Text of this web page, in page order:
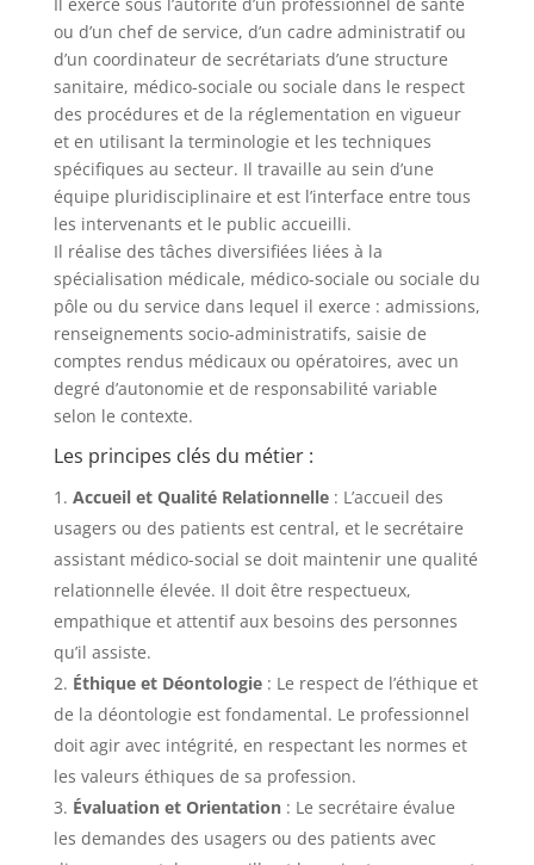
ou d’un chef de service, d’un cadre administratif ou
d’un coordinateur de secrétariats d’une structure
sanitaire, médico-sociale ou sociale dans le respect
des procédures et de la réglementation en vigueur
et en utilisant la terminologie et les techniques
spécifiques au secteur. Il travaille au sein d’une
équipe pluridisciplinaire et est l’interface entre tous
les intervenants et le public accueilli.
Il réalise des tâches diversifiées liées à la
spécialisation médicale, médico-sociale ou sociale du
pôle ou du service dans lequel il exerce : admissions,
renseignements socio-administratifs, saisie de
comptes rendus médicaux ou opératoires, avec un
degré d’autonomie et de responsabilité variable
selon le contexte.
Les principes clés du métier :
Accueil et Qualité Relationnelle: L’accueil des
usagers ou des patients est central, et le secrétaire
assistant médico-social se doit maintenir une qualité
relationnelle élevée. Il doit être respectueux,
empathique et attentif aux besoins des personnes
qu’il assiste.
Éthique et Déontologie: Le respect de l’éthique et
de la déontologie est fondamental. Le professionnel
doit agir avec intégrité, en respectant les normes et
les valeurs éthiques de sa profession.
Évaluation et Orientation: Le secrétaire évalue
les demandes des usagers ou des patients avec